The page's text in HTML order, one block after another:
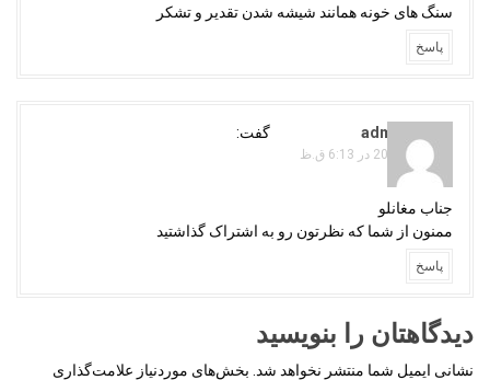
سنگ های خونه همانند شیشه شدن تقدیر و تشکر
پاسخ
adminojaghi گفت:
نوامبر 9, 2021 در 6:13 ق.ظ
جناب مغانلو
ممنون از شما که نظرتون رو به اشتراک گذاشتید
پاسخ
دیدگاهتان را بنویسید
نشانی ایمیل شما منتشر نخواهد شد. بخش‌های موردنیاز علامت‌گذاری